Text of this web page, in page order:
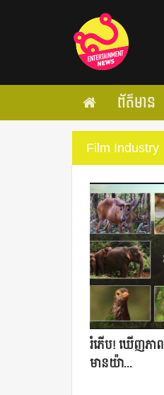
ព័ត៌មាន
Film Industry
រំភើប! ឃើញ​ភាព
មាន​យ៉ា...